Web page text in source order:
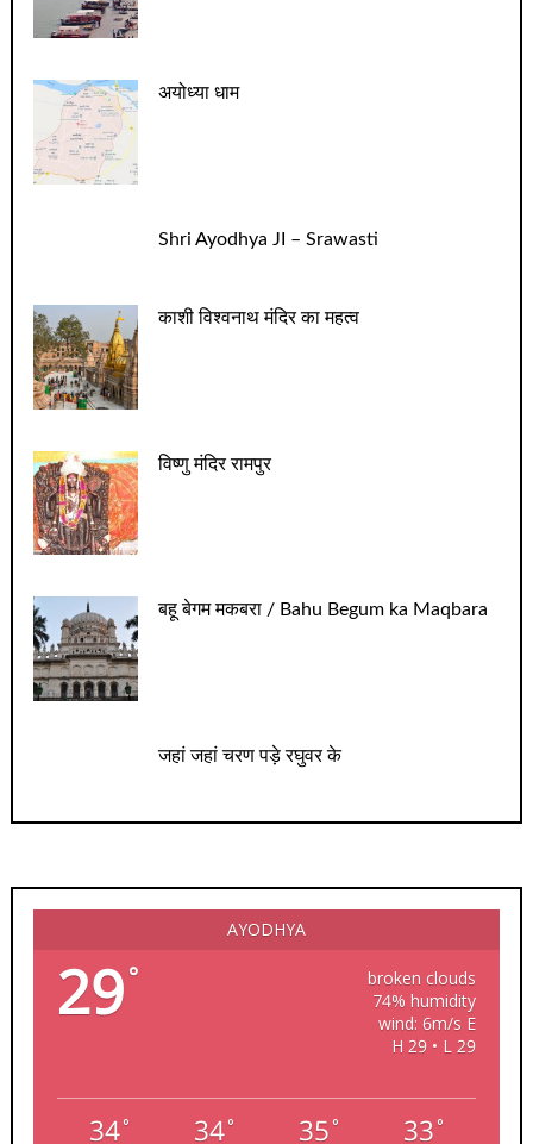
अयोध्या धाम
Shri Ayodhya JI – Srawasti
काशी विश्वनाथ मंदिर का महत्व
विष्णु मंदिर रामपुर
बहू बेगम मकबरा / Bahu Begum ka Maqbara
जहां जहां चरण पड़े रघुवर के
AYODHYA
29°
broken clouds
74% humidity
wind: 6m/s E
H 29 • L 29
34° 34° 35 ° 33 °